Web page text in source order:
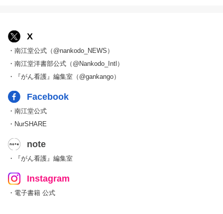
X
・南江堂公式（@nankodo_NEWS）
・南江堂洋書部公式（@Nankodo_Intl）
・『がん看護』編集室（@gankango）
Facebook
・南江堂公式
・NurSHARE
note
・『がん看護』編集室
Instagram
・電子書籍 公式